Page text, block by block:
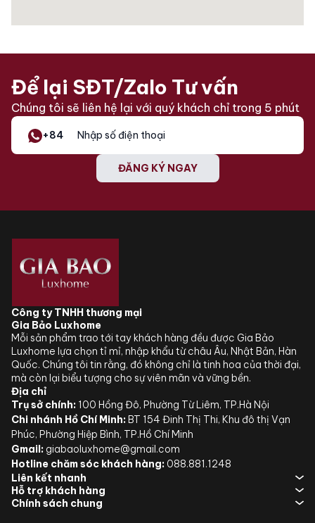
Để lại SĐT/Zalo Tư vấn
Chúng tôi sẽ liên hệ lại với quý khách chỉ trong 5 phút
+84
ĐĂNG KÝ NGAY
Công ty TNHH thương mại
Gia Bảo Luxhome
Mỗi sản phẩm trao tới tay khách hàng đều được Gia Bảo
Luxhome lựa chọn tỉ mỉ, nhập khẩu từ châu Âu, Nhật Bản, Hàn
Quốc. Chúng tôi tin rằng, đó không chỉ là tinh hoa của thời đại,
mà còn lại biểu tượng cho sự viên mãn và vững bền.
Địa chỉ
Trụ sở chính: 100 Hồng Đô, Phường Từ Liêm, TP.Hà Nội
Chi nhánh Hồ Chí Minh: BT 154 Đinh Thị Thi, Khu đô thị Vạn
Phúc, Phường Hiệp Bình, TP.Hồ Chí Minh
Gmail: giabaoluxhome@gmail.com
Hotline chăm sóc khách hàng: 088.881.1248
Liên kết nhanh
Hỗ trợ khách hàng
Chính sách chung